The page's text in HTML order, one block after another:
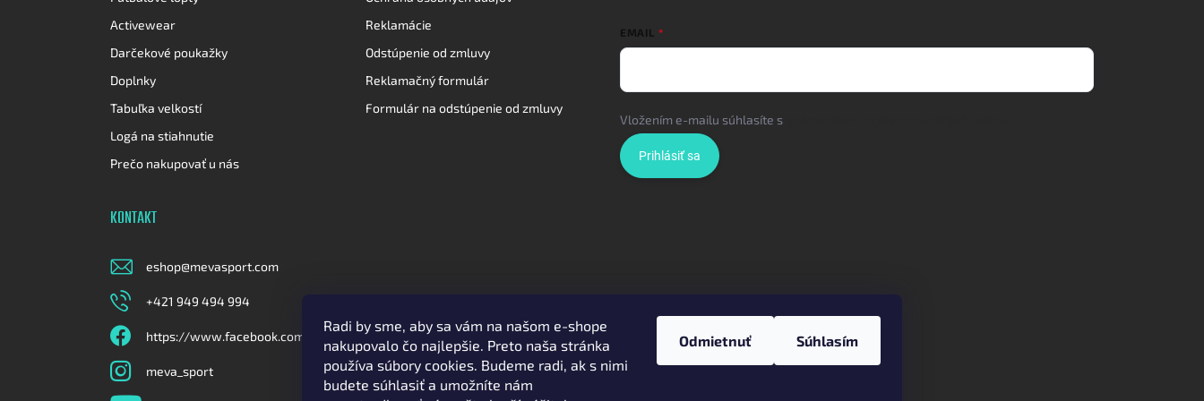
Radi by sme, aby sa vám na našom e-shope
nakupovalo čo najlepšie. Preto naša stránka
používa súbory cookies. Budeme radi, ak s nimi
budete súhlasiť a umožníte nám
Odmietnuť Súhlasím
Activewear
Darčekové poukažky
Doplnky
Tabuľka velkostí
Logá na stiahnutie
Prečo nakupovať u nás
Reklamácie
Odstúpenie od zmluvy
Reklamačný formulár
Formulár na odstúpenie od zmluvy
EMAIL
Vložením e-mailu súhlasíte s
Prihlásiť sa
KONTAKT
eshop@mevasport.com
+421 949 494 994
https://www.facebook.com/mevasportofficial
meva_sport